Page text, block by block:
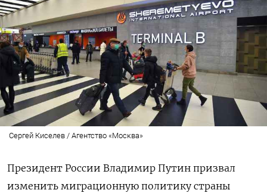
Сергей Киселев / Агентство «Москва»
Президент России Владимир Путин призвал
изменить миграционную политику страны